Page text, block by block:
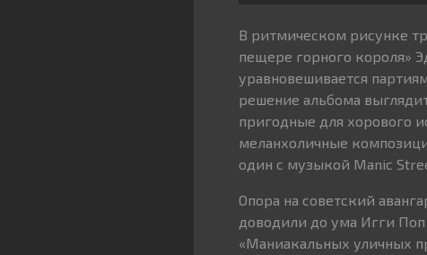
В ритмическом рисунке
пещере горного короля»
уравновешивается
решение альбома
пригодные для хорового
меланхоличные
один с музыкой Manic
Опора на советский
доводили до ума Игги
«Маниакальных уличных